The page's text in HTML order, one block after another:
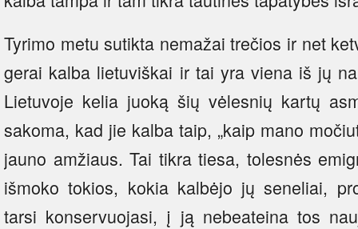
Tyrimo metu sutikta nemažai trečios ir net
gerai kalba lietuviškai ir tai yra viena iš jų
Lietuvoje kelia juoką šių vėlesnių kartų
sakoma, kad jie kalba taip, „kaip mano
jauno amžiaus. Tai tikra tiesa, tolesnės
išmoko tokios, kokia kalbėjo jų seneliai,
tarsi konservuojasi, į ją nebeateina tos